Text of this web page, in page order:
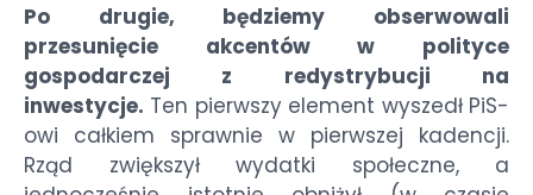
Po drugie, będziemy obserwowali
przesunięcie akcentów w polityce
gospodarczej z redystrybucji na
inwestycje. Ten pierwszy element wyszedł PiS-
owi całkiem sprawnie w pierwszej kadencji.
Rząd zwiększył wydatki społeczne, a